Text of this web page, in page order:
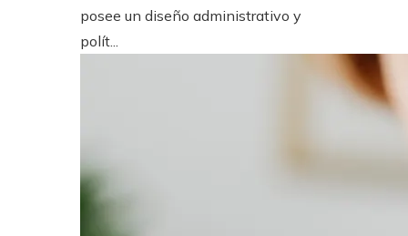
posee un diseño administrativo y
polít...